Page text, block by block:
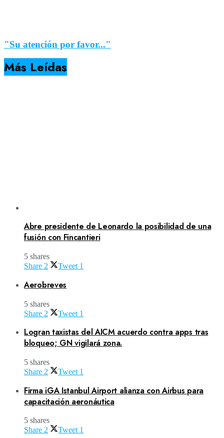
"Su atención por favor..."
Más Leídas
Abre presidente de Leonardo la posibilidad de una
fusión con Fincantieri
5 shares
Share 2 Tweet 1
Aerobreves
5 shares
Share 2 Tweet 1
Logran taxistas del AICM acuerdo contra apps tras
bloqueo; GN vigilará zona.
5 shares
Share 2 Tweet 1
Firma iGA Istanbul Airport alianza con Airbus para
capacitación aeronáutica
5 shares
Share 2 Tweet 1